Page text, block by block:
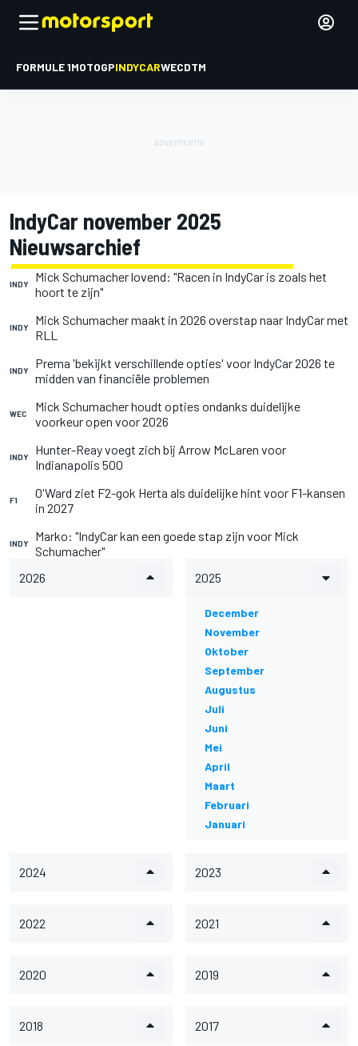
FORMULE 1MOTOGPINDYCARWECDTM
IndyCar november 2025
Nieuwsarchief
INDY
Mick Schumacher lovend: "Racen in IndyCar is zoals het
hoort te zijn"
INDY
Mick Schumacher maakt in 2026 overstap naar IndyCar met
RLL
INDY
Prema 'bekijkt verschillende opties' voor IndyCar 2026 te
midden van financiële problemen
WEC
Mick Schumacher houdt opties ondanks duidelijke
voorkeur open voor 2026
INDY
Hunter-Reay voegt zich bij Arrow McLaren voor
Indianapolis 500
F1
O'Ward ziet F2-gok Herta als duidelijke hint voor F1-kansen
in 2027
INDY
Marko: "IndyCar kan een goede stap zijn voor Mick
Schumacher"
2026
2025
December
November
Oktober
September
Augustus
Juli
Juni
Mei
April
Maart
Februari
Januari
2024 2023
2022 2021
2020 2019
2018 2017